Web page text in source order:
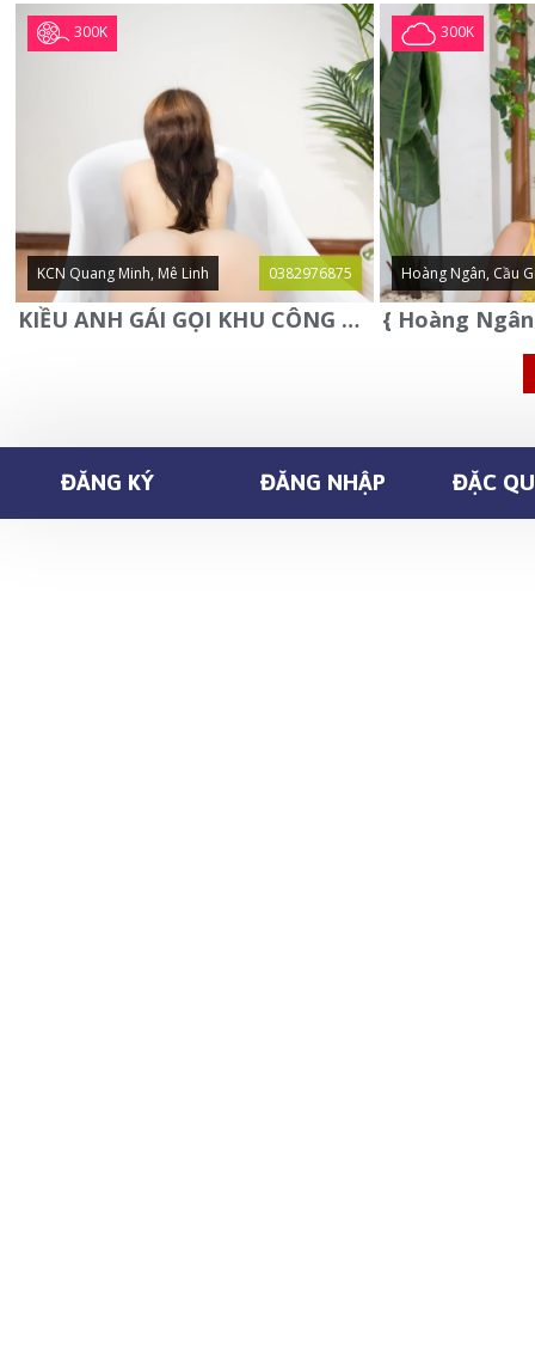
300K
KCN Quang Minh, Mê Linh 0382976875
KIỀU ANH GÁI GỌI KHU CÔNG NGHIỆP QUANG MINH - MÊ LINH
300K
Hoàng Ngân, Cầu
ĐĂNG KÝ ĐĂNG NHẬP ĐẶC